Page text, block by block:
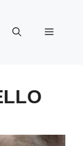
Menu